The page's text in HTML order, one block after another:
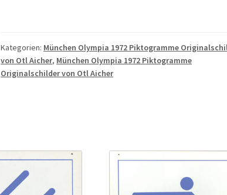
Kategorien: München Olympia 1972 Piktogramme
von Otl Aicher, München Olympia 1972 Piktogramme
Originalschilder von Otl Aicher